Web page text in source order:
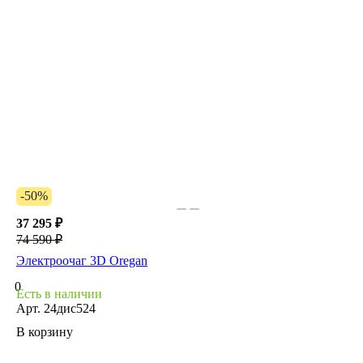
-50%
37 295 ₽
74 590 ₽
Электроочаг 3D Oregan
0
Есть в наличии
Арт. 24дис524
В корзину